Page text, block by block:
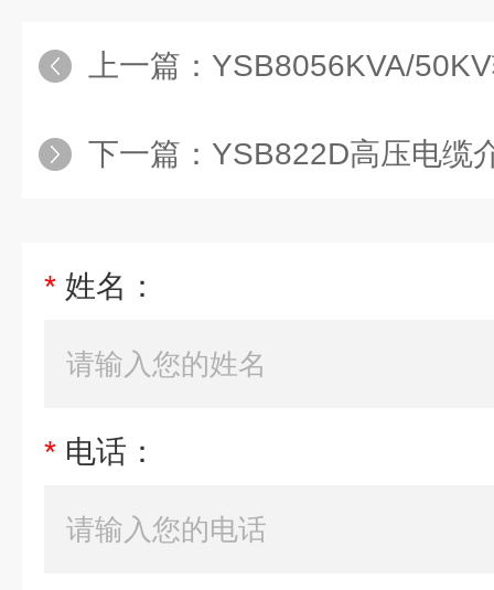
上一篇： YSB8056KVA/
下一篇： YSB822D高压电缆
* 姓名：
* 电话：